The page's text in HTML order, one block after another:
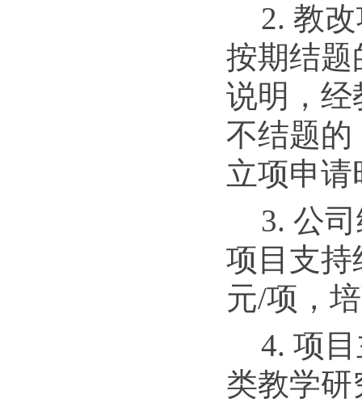
2. 教
按期结题
说明，经
不结题的
立项申
3. 公
项目支持
元/项，
4. 项
类教学